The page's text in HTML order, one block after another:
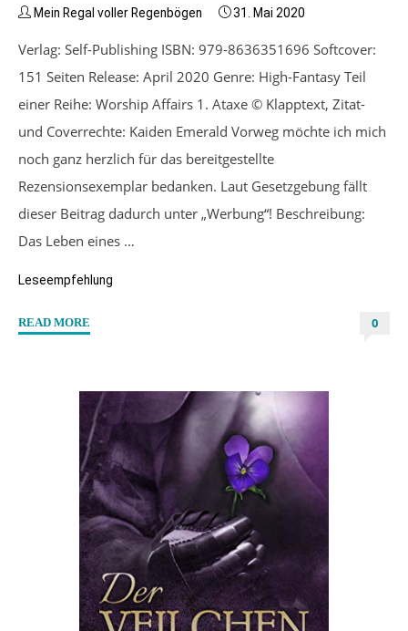
Mein Regal voller Regenbögen 31. Mai 2020
Verlag: Self-Publishing ISBN: 979-8636351696 Softcover:
151 Seiten Release: April 2020 Genre: High-Fantasy Teil
einer Reihe: Worship Affairs 1. Ataxe © Klapptext, Zitat-
und Coverrechte: Kaiden Emerald Vorweg möchte ich mich
noch ganz herzlich für das bereitgestellte
Rezensionsexemplar bedanken. Laut Gesetzgebung fällt
dieser Beitrag dadurch unter „Werbung“! Beschreibung:
Das Leben eines …
Leseempfehlung
READ MORE
Ataxe”
von
Kaiden
Emerald"
0